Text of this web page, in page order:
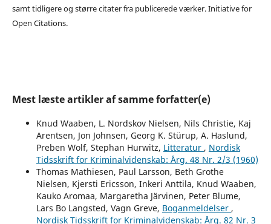
samt tidligere og større citater fra publicerede værker. Initiative for
Open Citations.
Mest læste artikler af samme forfatter(e)
Knud Waaben, L. Nordskov Nielsen, Nils Christie, Kaj
Arentsen, Jon Johnsen, Georg K. Stürup, A. Haslund,
Preben Wolf, Stephan Hurwitz, Litteratur , Nordisk
Tidsskrift for Kriminalvidenskab: Årg. 48 Nr. 2/3 (1960)
Thomas Mathiesen, Paul Larsson, Beth Grothe
Nielsen, Kjersti Ericsson, Inkeri Anttila, Knud Waaben,
Kauko Aromaa, Margaretha Järvinen, Peter Blume,
Lars Bo Langsted, Vagn Greve, Boganmeldelser ,
Nordisk Tidsskrift for Kriminalvidenskab: Årg. 82 Nr. 3